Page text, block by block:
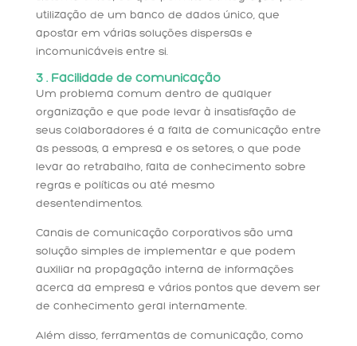
utilização de um banco de dados único, que
apostar em várias soluções dispersas e
incomunicáveis entre si.
3 . Facilidade de comunicação
Um problema comum dentro de qualquer
organização e que pode levar à insatisfação de
seus colaboradores é a falta de comunicação entre
as pessoas, a empresa e os setores, o que pode
levar ao retrabalho, falta de conhecimento sobre
regras e políticas ou até mesmo
desentendimentos.
Canais de comunicação corporativos são uma
solução simples de implementar e que podem
auxiliar na propagação interna de informações
acerca da empresa e vários pontos que devem ser
de conhecimento geral internamente.
Além disso, ferramentas de comunicação, como